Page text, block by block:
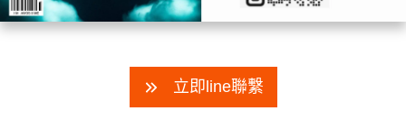
立即line聯繫